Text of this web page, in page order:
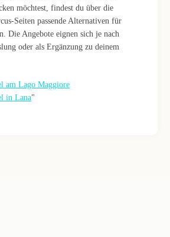
möchtest, findest du über die
Seiten passende Alternativen für
Die Angebote eignen sich je nach
oder als Ergänzung zu deinem
am Lago Maggiore
in Lana"